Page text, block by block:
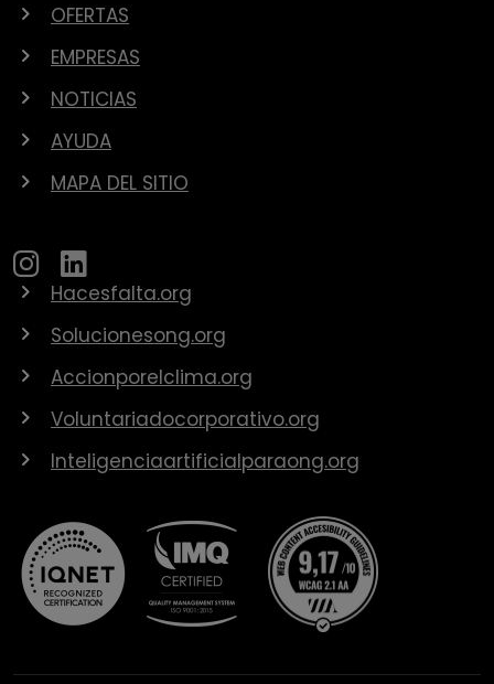
OFERTAS
EMPRESAS
NOTICIAS
AYUDA
MAPA DEL SITIO
Hacesfalta.org
Solucionesong.org
Accionporelclima.org
Voluntariadocorporativo.org
Inteligenciaartificialparaong.org